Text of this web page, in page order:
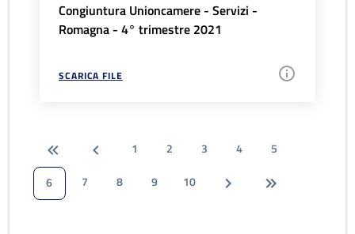
Congiuntura Unioncamere - Servizi -
Romagna - 4° trimestre 2021
SCARICA FILE
1 2 3 4
5
6
7 8 9 10